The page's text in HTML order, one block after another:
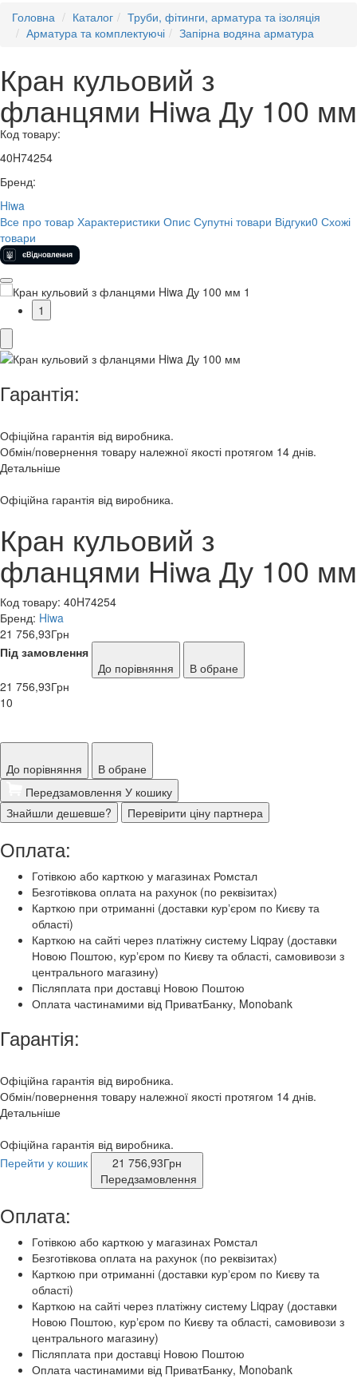
Головна Каталог
Труби, фітинги, арматура та ізоляція
Арматура та комплектуючі
Запірна водяна арматура
Кран кульовий з
фланцями Hiwa Ду 100 мм
Код товару:
40H74254
Бренд:
Hiwa
Все про товар Характеристики Опис Супутні товари Відгуки0 Схожі
товари
1
Гарантія:
Офіційна гарантія від виробника.
Обмін/повернення товару належної якості протягом 14 днів.
Детальніше
Офіційна гарантія від виробника.
Кран кульовий з
фланцями Hiwa Ду 100 мм
Код товару: 40H74254
Бренд: Hiwa
21 756,93Грн
Під замовлення
До порівняння
В обране
21 756,93Грн
10
До порівняння
В обране
Передзамовлення У кошику
Знайшли дешевше?
Перевірити ціну партнера
Оплата:
Готівкою або карткою у магазинах Ромстал
Безготівкова оплата на рахунок (по реквізитах)
Карткою при отриманні (доставки курʼєром по Києву та
області)
Карткою на сайті через платіжну систему Liqpay (доставки
Новою Поштою, курʼєром по Києву та області, самовивози з
центрального магазину)
Післяплата при доставці Новою Поштою
Оплата частинамими від ПриватБанку, Monobank
Гарантія:
Офіційна гарантія від виробника.
Обмін/повернення товару належної якості протягом 14 днів.
Детальніше
Офіційна гарантія від виробника.
Перейти у кошик
21 756,93Грн
Передзамовлення
Оплата:
Готівкою або карткою у магазинах Ромстал
Безготівкова оплата на рахунок (по реквізитах)
Карткою при отриманні (доставки курʼєром по Києву та
області)
Карткою на сайті через платіжну систему Liqpay (доставки
Новою Поштою, курʼєром по Києву та області, самовивози з
центрального магазину)
Післяплата при доставці Новою Поштою
Оплата частинамими від ПриватБанку, Monobank